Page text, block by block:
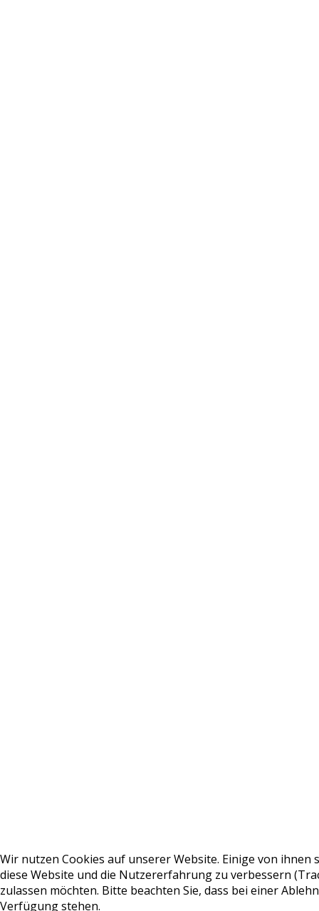
Wir nutzen Cookies auf unserer Website. Einige von
diese Website und die Nutzererfahrung zu verbessern
zulassen möchten. Bitte beachten Sie, dass bei einer
Verfügung stehen.